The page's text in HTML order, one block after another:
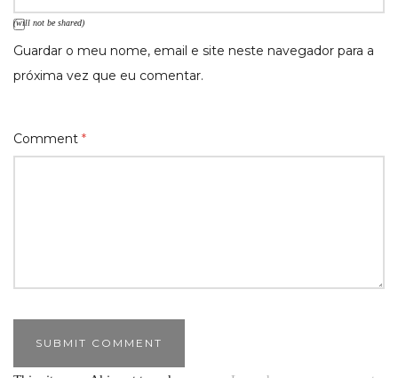
(will not be shared)
Guardar o meu nome, email e site neste navegador para a
próxima vez que eu comentar.
Comment *